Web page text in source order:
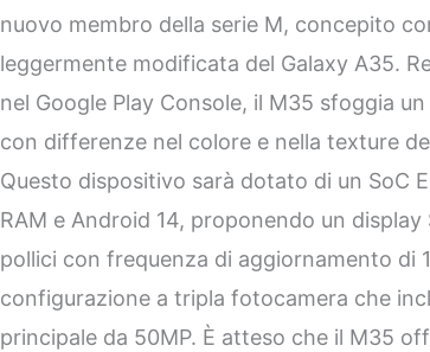
nuovo membro della serie M, concepito
leggermente modificata del Galaxy A35.
nel Google Play Console, il M35 sfoggia un
con differenze nel colore e nella texture
Questo dispositivo sarà dotato di un SoC
RAM e Android 14, proponendo un display
pollici con frequenza di aggiornamento di
configurazione a tripla fotocamera che
principale da 50MP. È atteso che il M35